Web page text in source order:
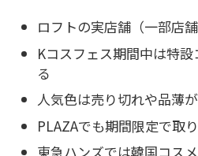
ロフトの実店舗（一部店
Kコスフェス期間中は特
る
人気色は売り切れや品薄
PLAZAでも期間限定で取
東急ハンズでは韓国コス